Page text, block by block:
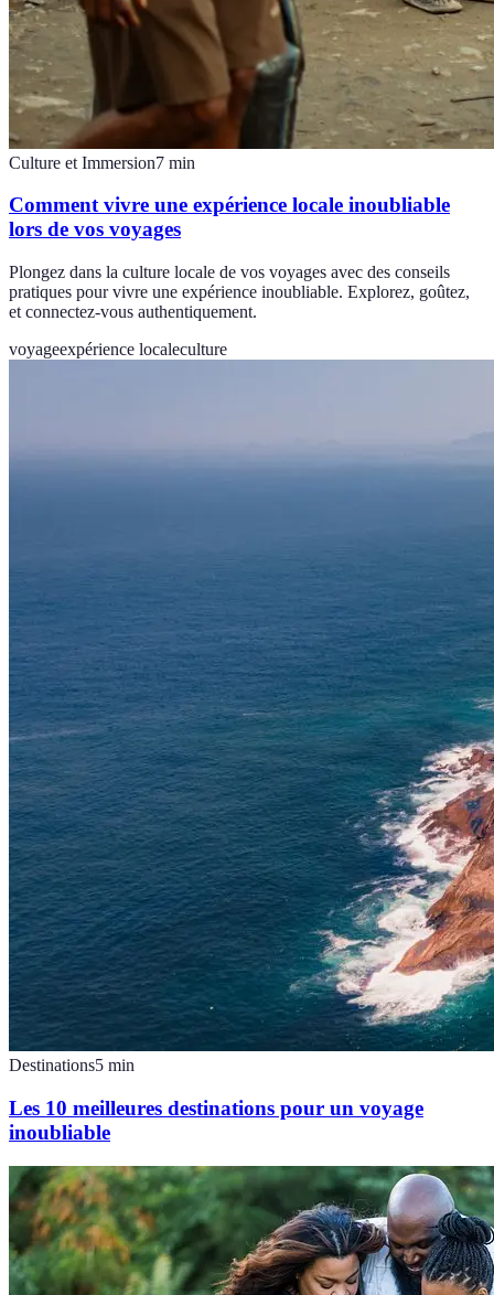
Culture et Immersion7 min
Comment vivre une expérience locale inoubliable
lors de vos voyages
Plongez dans la culture locale de vos voyages avec des conseils
pratiques pour vivre une expérience inoubliable. Explorez, goûtez,
et connectez-vous authentiquement.
voyageexpérience localeculture
Destinations5 min
Les 10 meilleures destinations pour un voyage
inoubliable